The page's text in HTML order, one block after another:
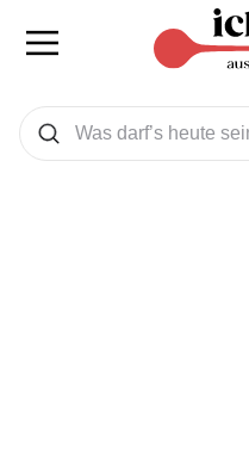
Was wollen Sie suchen
Suchen